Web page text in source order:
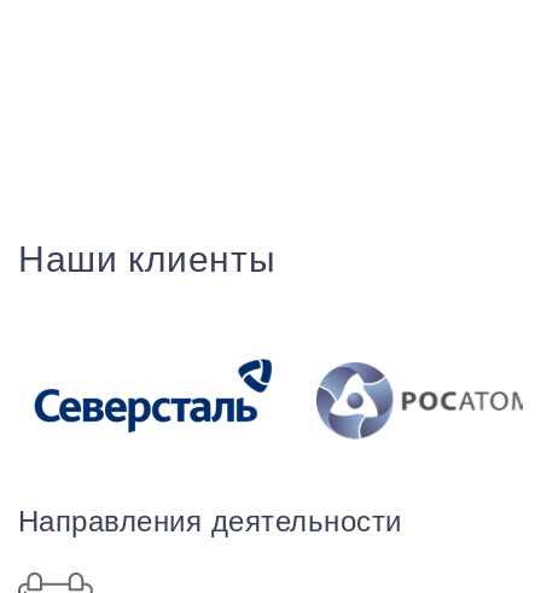
Наши клиенты
Направления деятельности